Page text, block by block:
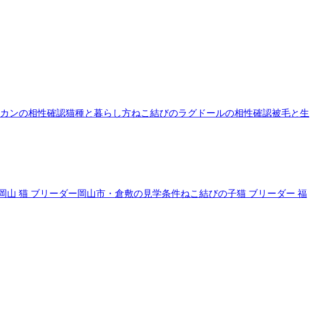
ンの相性確認猫種と暮らし方ねこ結びのラグドールの相性確認被毛と生
山 猫 ブリーダー岡山市・倉敷の見学条件ねこ結びの子猫 ブリーダー 福